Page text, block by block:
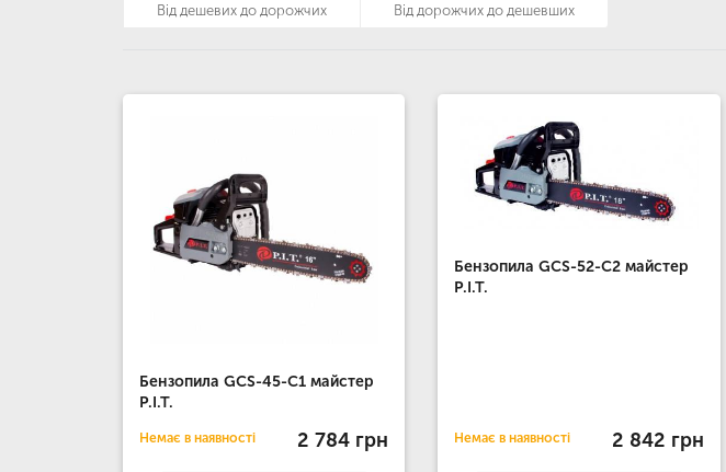
Бензопила GCS-45-C1 майстер
P.I.T.
Немає в наявності 2 784 грн
Бензопила GCS-52-C2 майстер
P.I.T.
Немає в наявності 2 842 грн
Від дешевих до дорожчих Від дорожчих до дешевших